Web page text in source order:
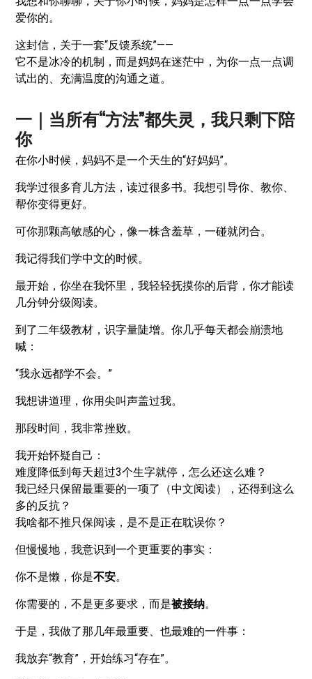
爱你的。
这封信，关于一套“反馈系统”——
它不是冰冷的机制，而是妈妈在迷茫中，为你一点一点调
试出的、充满温度的沟通之道。
一｜当所有“方法”都失灵，我只剩下陪
你
在你小时候，妈妈不是一个天生的“好妈妈”。
我学过很多育儿方法，读过很多书。我想引导你、教你、
帮你变得更好。
可你那颗高敏感的心，像一株含羞草，一碰就闭合。
我记得我们学中文的时候。
最开始，你坐在我怀里，我轻轻抚摸你的后背，你才能读
几分钟分级阅读。
到了二年级教材，识字量陡增。你几乎每天都会崩溃地
喊：
“我永远都学不会。”
我想讲道理，你用尖叫声盖过我。
那段时间，我非常挫败。
我开始怀疑自己：
难度降低到每天超过3个生字就停，怎么还这么难？
我已经只保留最重要的一项了（中文阅读），还得到这么
多的反抗？
我啥都不推只保阅读，是不是正在耽误你？
但慢慢地，我意识到一个更重要的事实：
你不是懒，你是不安。
你需要的，不是更多要求，而是被接纳。
于是，我做了那几年最重要、也最难的一件事：
我放弃“教育”，开始练习“存在”。